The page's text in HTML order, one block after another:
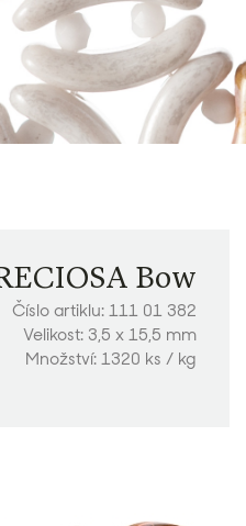
Bow
Číslo artiklu: 111 01 382
Velikost: 3,5 x 15,5 mm
Množství: 1320 ks / kg